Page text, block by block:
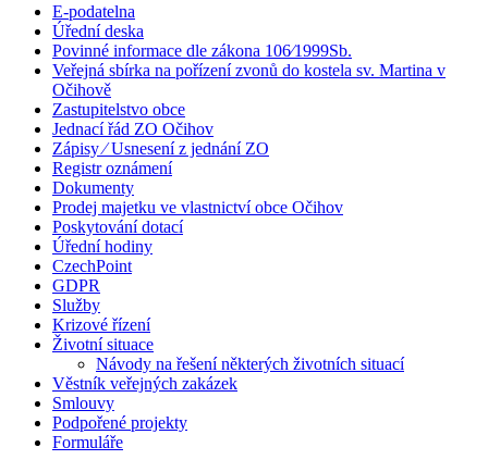
E-podatelna
Úřední deska
Povinné informace dle zákona 106⁄1999Sb.
Veřejná sbírka na pořízení zvonů do kostela sv. Martina v
Očihově
Zastupitelstvo obce
Jednací řád ZO Očihov
Zápisy ⁄ Usnesení z jednání ZO
Registr oznámení
Dokumenty
Prodej majetku ve vlastnictví obce Očihov
Poskytování dotací
Úřední hodiny
CzechPoint
GDPR
Služby
Krizové řízení
Životní situace
Návody na řešení některých životních situací
Věstník veřejných zakázek
Smlouvy
Podpořené projekty
Formuláře